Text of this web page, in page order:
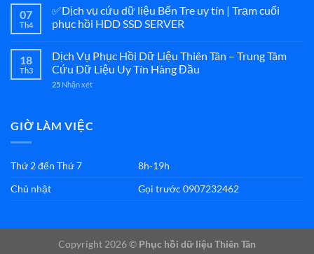
07
Th4
✅Dịch vụ cứu dữ liệu Bến Tre uy tín | Trạm cuối
phục hồi HDD SSD SERVER
18
Th3
Dịch Vụ Phục Hồi Dữ Liệu Thiên Tân – Trung Tâm
Cứu Dữ Liệu Uy Tín Hàng Đầu
25 Nhận xét
GIỜ LÀM VIỆC
Thứ 2 đến Thứ 7
8h-19h
Chủ nhật
Gọi trước 0907232462
Copyright 2026 © Phục hồi dữ liệu Thiên Tân